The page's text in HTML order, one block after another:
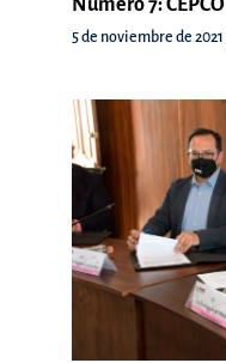
Número 7: CEPCO
5 de noviembre de 2021